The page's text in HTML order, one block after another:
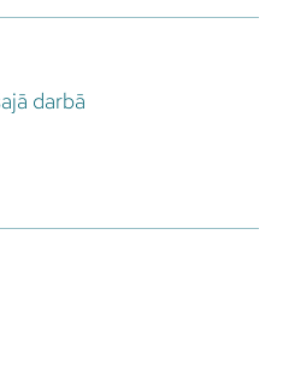
darbā